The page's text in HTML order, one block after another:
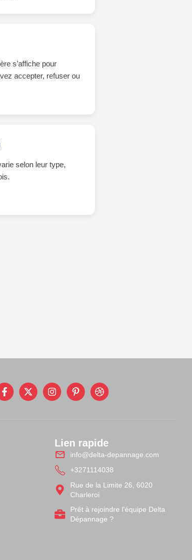
s’affiche pour
accepter, refuser ou
selon leur type,
Lien rapide
info@delta-depannage.com
+3271114038
Rue de la Limite 26, 6020
Charleroi
Prêt à rejoindre l'équipe Delta
Dépannage ?